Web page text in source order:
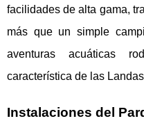
facilidades de alta gama,
más que un simple
aventuras acuáticas
característica de las
Instalaciones del